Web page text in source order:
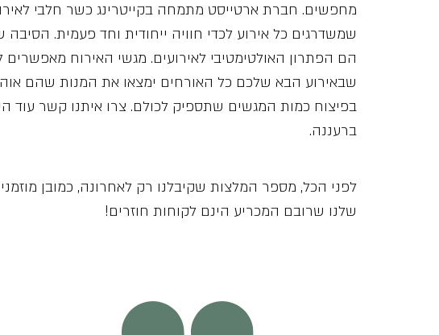
מחפשים. חברת ארטייסט מתמחה בקייטרינג כשר חלבי
שמשדרגים כל אירוע לכדי חוויה ייחודית וחד פעמית.
הם הפתרון האולטימטיבי לאירועים. מגשי האירוח מאפשרים
שבאירוע הבא שלכם כל האורחים ימצאו את המנות שהם
בפיצוח כמות המגשים שתספיק לכולם. צרו איתנו קשר עוד
ברעננה.
לפני הכל, מספר המלצות שקיבלנו רק לאחרונה, כמובן
שלנו שרובם המכריע הינם לקוחות חוזרים!